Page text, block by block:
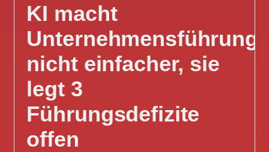
KI macht
Unternehmensführung
nicht einfacher, sie
legt 3
Führungsdefizite
offen